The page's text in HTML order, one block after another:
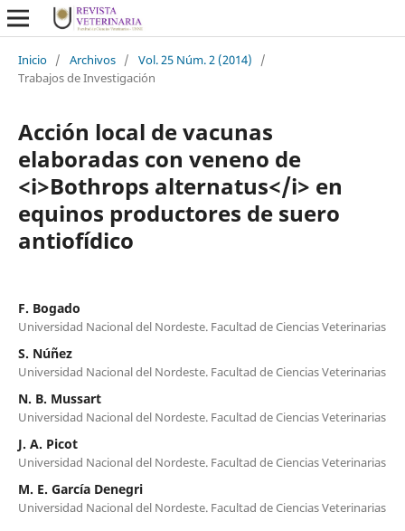
Inicio / Archivos / Vol. 25 Núm. 2 (2014)
/
Trabajos de Investigación
Acción local de vacunas
elaboradas con veneno de
<i>Bothrops alternatus</i> en
equinos productores de suero
antiofídico
F. Bogado
Universidad Nacional del Nordeste. Facultad de Ciencias Veterinarias
S. Núñez
Universidad Nacional del Nordeste. Facultad de Ciencias Veterinarias
N. B. Mussart
Universidad Nacional del Nordeste. Facultad de Ciencias Veterinarias
J. A. Picot
Universidad Nacional del Nordeste. Facultad de Ciencias Veterinarias
M. E. García Denegri
Universidad Nacional del Nordeste. Facultad de Ciencias Veterinarias